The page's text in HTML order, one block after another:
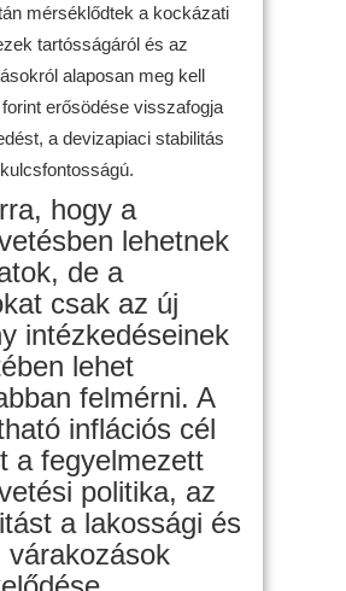
mérséklődtek a kockázati
tartósságáról és az
alaposan meg kell
erősödése visszafogja
a devizapiaci stabilitás
hogy a
lehetnek
de a
csak az új
intézkedéseinek
lehet
felmérni. A
inflációs cél
a fegyelmezett
politika, az
a lakossági és
várakozások